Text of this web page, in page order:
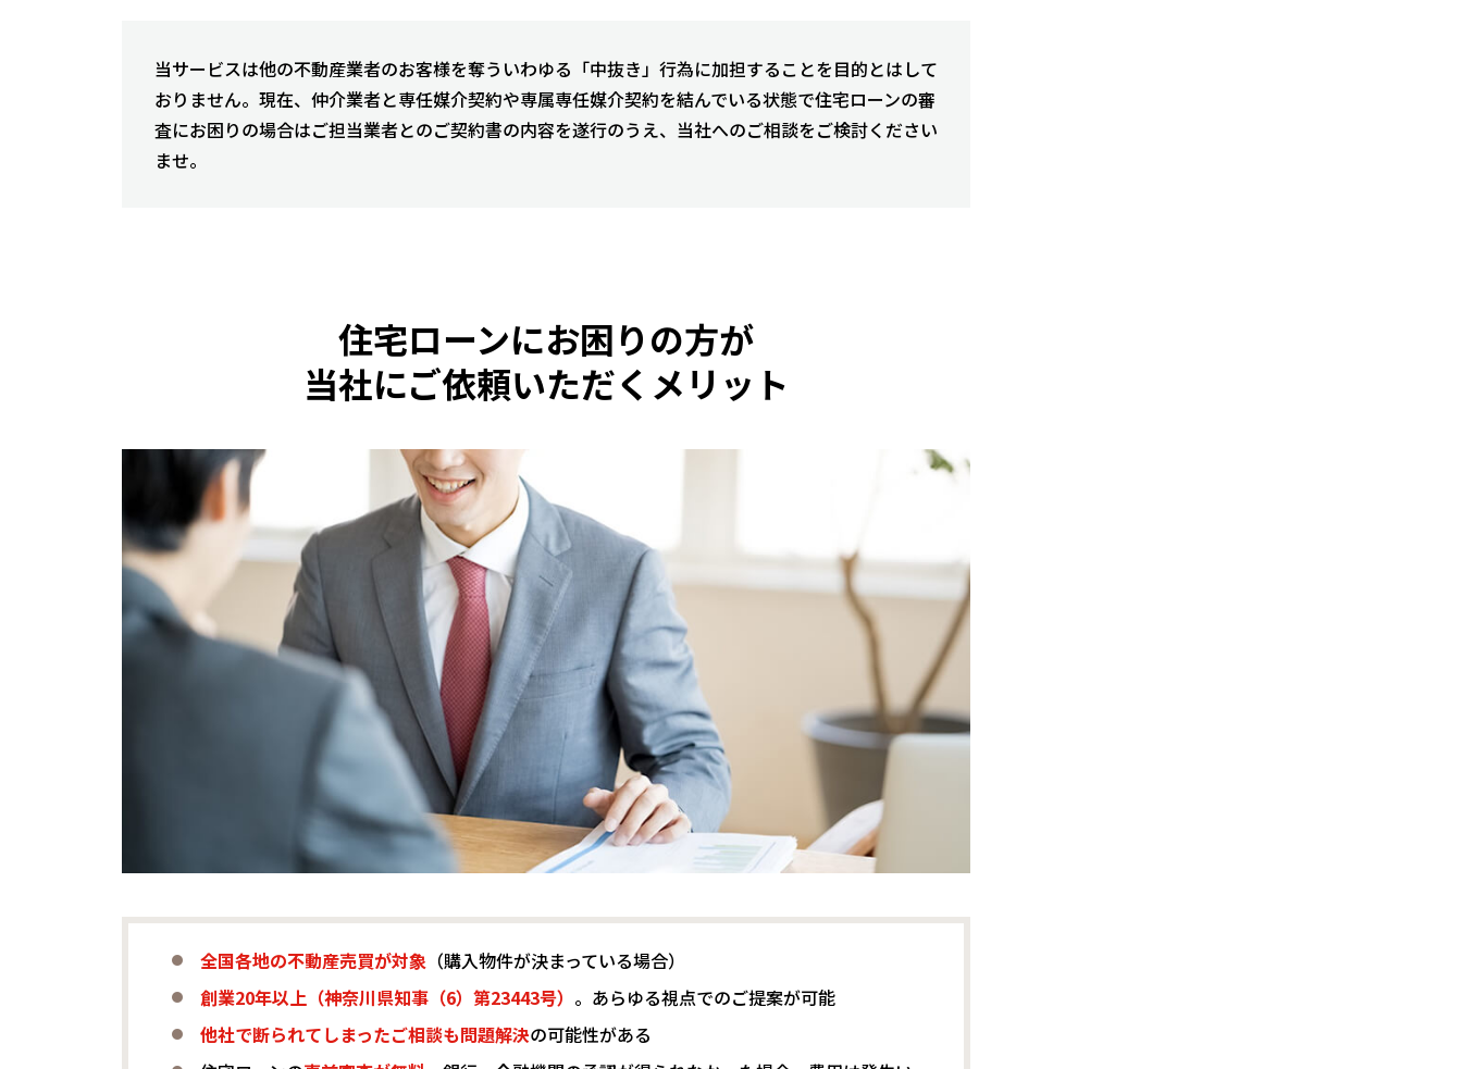
当サービスは他の不動産業者のお客様を奪ういわゆる「中抜き」行為に加担することを目的とはして
おりません。現在、仲介業者と専任媒介契約や専属専任媒介契約を結んでいる状態で住宅ローンの審
査にお困りの場合はご担当業者とのご契約書の内容を遂行のうえ、当社へのご相談をご検討ください
ませ。
住宅ローンにお困りの方が
当社にご依頼いただくメリット
全国各地の不動産売買が対象 （購入物件が決まっている場合）
創業20年以上（神奈川県知事（6）第23443号） 。あらゆる視点でのご提案が可能
他社で断られてしまったご相談も問題解決の可能性がある